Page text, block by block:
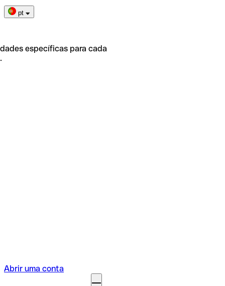
pt
específicas para cada
Abrir uma conta